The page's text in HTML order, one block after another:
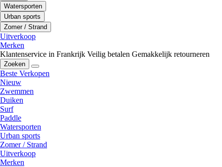
Watersporten
Urban sports
Zomer / Strand
Uitverkoop
Merken
Klantenservice in Frankrijk Veilig betalen Gemakkelijk retourneren
Zoeken
Beste Verkopen
Nieuw
Zwemmen
Duiken
Surf
Paddle
Watersporten
Urban sports
Zomer / Strand
Uitverkoop
Merken